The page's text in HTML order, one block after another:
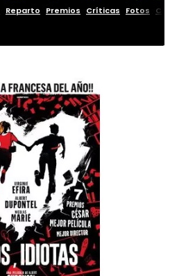
Reparto Premios Críticas Fotos